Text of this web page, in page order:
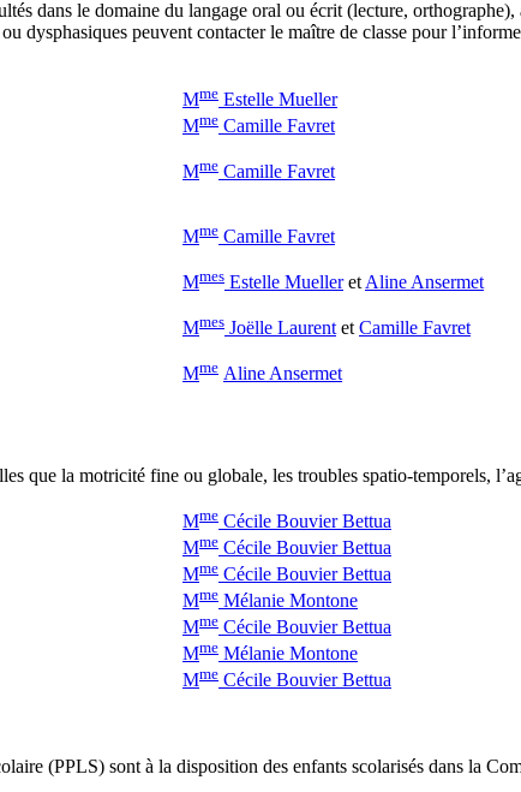
dans le domaine du langage oral ou écrit (lecture,
dysphasiques peuvent contacter le maître de classe pour
Mme Estelle Mueller
Mme Camille Favret
Mme Camille Favret
Mme Camille Favret
Mmes Estelle MuelleretAline Ansermet
Mmes Joëlle LaurentetCamille Favret
Mme Aline Ansermet
que la motricité fine ou globale, les troubles spatio-temporels,
Mme Cécile Bouvier Bettua
Mme Cécile Bouvier Bettua
Mme Cécile Bouvier Bettua
Mme Mélanie Montone
Mme Cécile Bouvier Bettua
Mme Mélanie Montone
Mme Cécile Bouvier Bettua
(PPLS) sont à la disposition des enfants scolarisés dans la